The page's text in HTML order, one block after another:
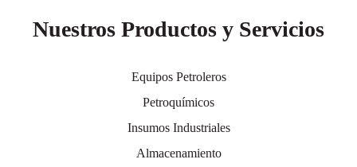
Nuestros Productos y Servicios
Equipos Petroleros
Petroquímicos
Insumos Industriales
Almacenamiento